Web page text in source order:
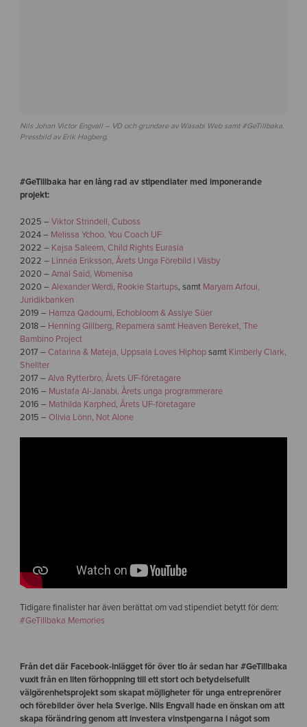
Nils Johan Victor Engvall – VD och grundare av Wasabi Web samt #GeTillbaka.
Pressbild av Erik Hagberg.
#GeTillbaka har en lång rad av stipendiater med imponerande
projekt:
2025 – Viktor Strindell, Cuboss
2024 – Melissa Ychoo, You Coach UF
2022 – Kajsa Saleem, Child Rights Eurasia
2022 – Linnéa Eriksson, Årets Unga Förebild i Väsby
2020 – Amal Said, Womenisa
2020 – Alexander Werdi, Rookie Startups, samt Maryam Arfoui,
Juridikbanken
2019 – Hamza Qadoumi, Echobloom & Assiye Süer
2018 – Henning Gillberg, Repamera samt Heaven Bereket, The
Bambino Project
2017 – Catarina & Mateja, Uppsala Loves Hiphopsamt Kimberly Clark,
Shellter
2017 – Alva Rytterbro, Årets UF-företagare
2016 – Mustafa Al-Janabi, Årets unga programmerare
2016 – Mathilda Karphed, Årets UF-företagare
2015 – Olivia Lönn, Not Alone
Tidigare finalister har även berättat om vad stipendiet betytt för dem:
#GeTillbaka Memories
Från det där Facebook-inlägget för över tio år sedan har #GeTillbaka
vuxit från en liten förhoppning till ett stort och betydelsefullt
välgörenhetsprojekt som skapat möjligheter för unga entreprenörer
och förebilder över hela Sverige. Nils Engvall hade en önskan om att
skapa förändring genom att investera vinstpengarna i något som